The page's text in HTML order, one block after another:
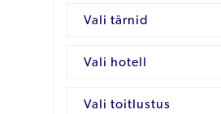
Vali tärnid
Vali hotell
Vali toitlustus